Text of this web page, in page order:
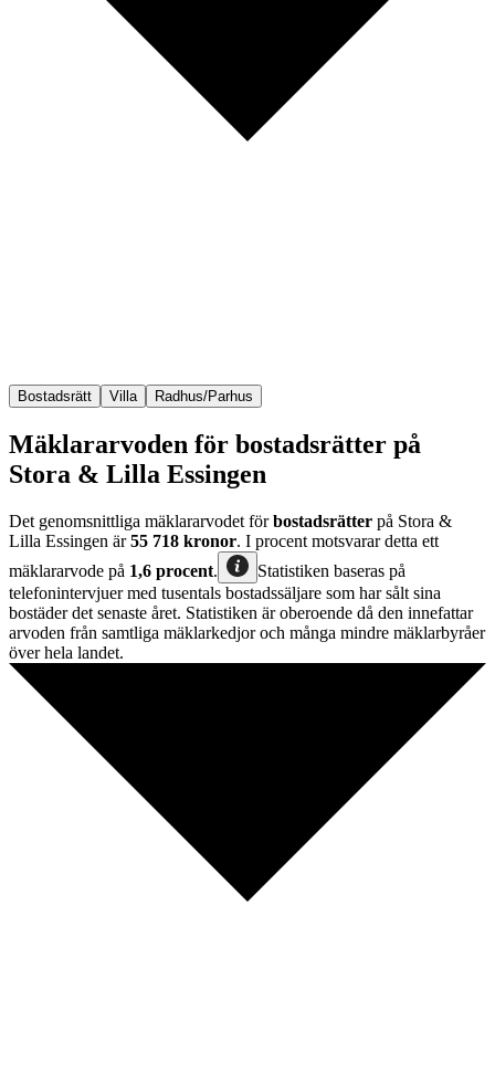
Bostadsrätt Villa Radhus/Parhus
Mäklararvoden för bostadsrätter på
Stora & Lilla Essingen
Det genomsnittliga mäklararvodet förbostadsrätter på Stora &
Lilla Essingen är55 718 kronor. I procent motsvarar detta ett
mäklararvode på 1,6 procent.
Statistiken baseras på
telefonintervjuer med tusentals bostadssäljare som har sålt sina
bostäder det senaste året. Statistiken är oberoende då den innefattar
arvoden från samtliga mäklarkedjor och många mindre mäklarbyråer
över hela landet.